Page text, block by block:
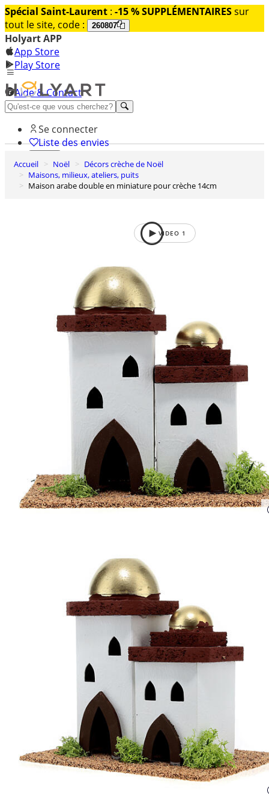
Spécial Saint-Laurent : -15 % SUPPLÉMENTAIRESsur
tout le site, code :
260807
Holyart APP
App Store
Play Store
Aide & Contact
Découvrez Premium
Se connecter
Liste des envies
0
Panier
Accueil Noël
Décors crèche de Noël
Maisons, milieux, ateliers, puits
Maison arabe double en miniature pour crèche 14cm
VIDEO 1